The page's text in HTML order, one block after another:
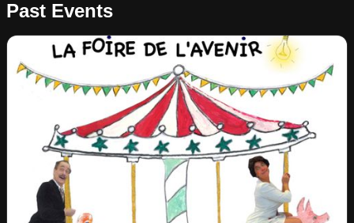
Past Events